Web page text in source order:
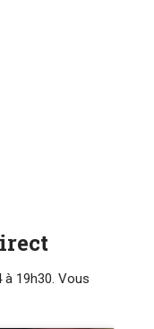
19h30. Vous